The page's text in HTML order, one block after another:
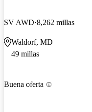
SV AWD 8,262 millas
Waldorf, MD
49 millas
Buena oferta